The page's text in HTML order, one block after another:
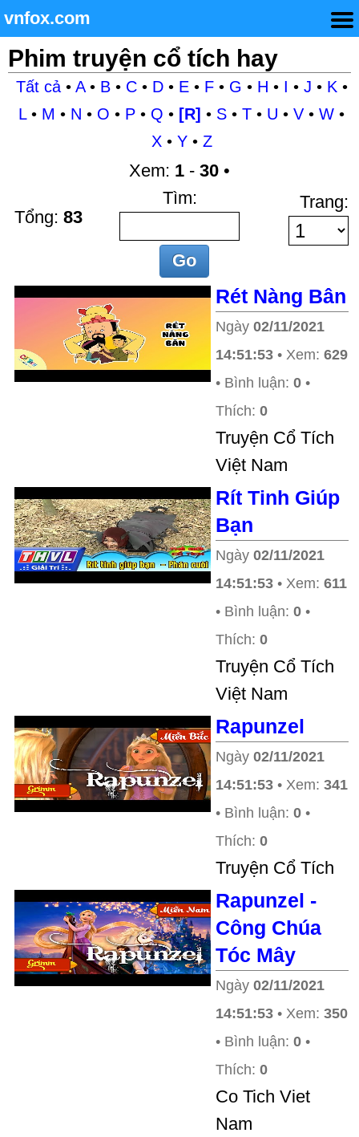
vnfox.com
Phim truyện cổ tích hay
Tất cả• A• B• C• D• E• F• G • H • I • J • K •
L• M • N • O • P • Q • [R] • S • T • U • V • W •
X• Y• Z
Tổng: 83
Xem: 1 - 30 •
Tìm:
Trang:
Rét Nàng Bân
Ngày 02/11/2021
14:51:53 • Xem: 629
• Bình luận: 0 •
Thích: 0
Truyện Cổ Tích
Việt Nam
Rít Tinh Giúp
Bạn
Ngày 02/11/2021
14:51:53 • Xem: 611
• Bình luận: 0 •
Thích: 0
Truyện Cổ Tích
Việt Nam
Rapunzel
Ngày 02/11/2021
14:51:53 • Xem: 341
• Bình luận: 0 •
Thích: 0
Truyện Cổ Tích
Rapunzel -
Công Chúa
Tóc Mây
Ngày 02/11/2021
14:51:53 • Xem: 350
• Bình luận: 0 •
Thích: 0
Co Tich Viet
Nam